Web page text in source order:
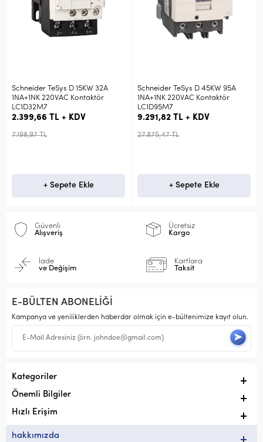
D 15KW 32A
Kontaktör
+ KDV
Schneider TeSys D 45KW 95A
1NA+1NK 220VAC Kontaktör
9.291,82 TL + KDV
Siemens Boy
Yardımcı
Güvenli
Alışveriş
Ücretsiz
Kargo
İade
ve Değişim
Kartlara
Taksit
E-BÜLTEN ABONELİĞİ
Kampanya ve yeniliklerden haberdar olmak için e-bültenimize kayıt olun.
Kategoriler
Önemli Bilgiler
Hızlı Erişim
hakkımızda